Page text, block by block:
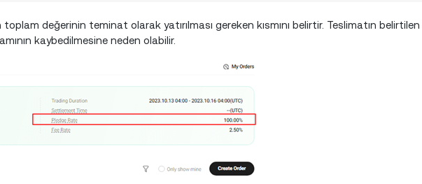
toplam değerinin teminat olarak yatırılması gereken kısmını belirtir. Teslimatın
kaybedilmesine neden olabilir.